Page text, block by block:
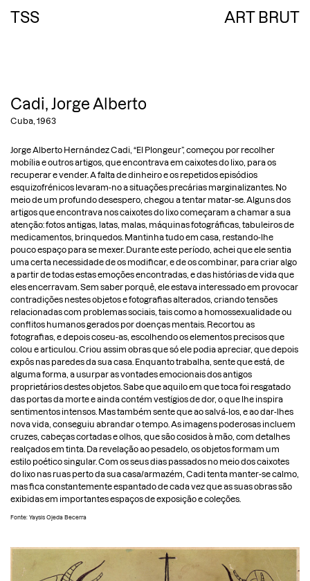
TSS ART BRUT
COLECIONADORES
ARTISTAS
ARTE SINGULAR
ARTE CONTEMPORÂNEA
FOTOGRAFIA
ARTE VODU
EXPOSIÇÕES
PUBLICAÇÕES
IMPRENSA
CENTRO DE ESTUDOS
CONTACTO
EN
PT
Cadi, Jorge Alberto
Cuba, 1963
Jorge Alberto Hernández Cadi, “El Plongeur”, começou por recolher
mobília e outros artigos, que encontrava em caixotes do lixo, para os
recuperar e vender. A falta de dinheiro e os repetidos episódios
esquizofrénicos levaram-no a situações precárias marginalizantes. No
meio de um profundo desespero, chegou a tentar matar-se. Alguns dos
artigos que encontrava nos caixotes do lixo começaram a chamar a sua
atenção: fotos antigas, latas, malas, máquinas fotográficas, tabuleiros de
medicamentos, brinquedos. Mantinha tudo em casa, restando-lhe
pouco espaço para se mexer. Durante este período, achei que ele sentia
uma certa necessidade de os modificar, e de os combinar, para criar algo
a partir de todas estas emoções encontradas, e das histórias de vida que
eles encerravam. Sem saber porquê, ele estava interessado em provocar
contradições nestes objetos e fotografias alterados, criando tensões
relacionadas com problemas sociais, tais como a homossexualidade ou
conflitos humanos gerados por doenças mentais. Recortou as
fotografias, e depois coseu-as, escolhendo os elementos precisos que
colou e articulou. Criou assim obras que só ele podia apreciar, que depois
expôs nas paredes da sua casa. Enquanto trabalha, sente que está, de
alguma forma, a usurpar as vontades emocionais dos antigos
proprietários destes objetos. Sabe que aquilo em que toca foi resgatado
das portas da morte e ainda contém vestígios de dor, o que lhe inspira
sentimentos intensos. Mas também sente que ao salvá-los, e ao dar-lhes
nova vida, conseguiu abrandar o tempo. As imagens poderosas incluem
cruzes, cabeças cortadas e olhos, que são cosidos à mão, com detalhes
realçados em tinta. Da revelação ao pesadelo, os objetos formam um
estilo poético singular. Com os seus dias passados no meio dos caixotes
do lixo nas ruas perto da sua casa/armazém, Cadi tenta manter-se calmo,
mas fica constantemente espantado de cada vez que as suas obras são
exibidas em importantes espaços de exposição e coleções.
Fonte: Yaysis Ojeda Becerra